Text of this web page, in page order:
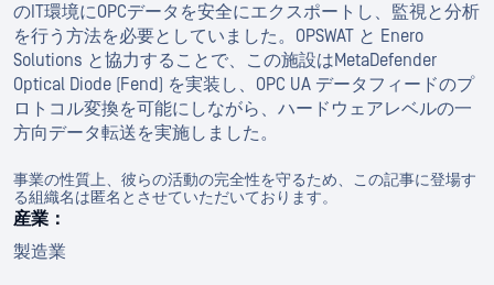
のIT環境にOPCデータを安全にエクスポートし、監視と分析
を行う方法を必要としていました。OPSWAT と Enero
Solutions と協力することで、この施設はMetaDefender
Optical Diode (Fend) を実装し、OPC UA データフィードのプ
ロトコル変換を可能にしながら、ハードウェアレベルの一
方向データ転送を実施しました。
事業の性質上、彼らの活動の完全性を守るため、この記事に登場す
る組織名は匿名とさせていただいております。
産業：
製造業